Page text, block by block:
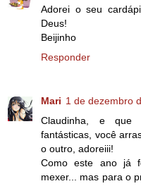
Adorei o seu
Deus!
Beijinho
Responder
Mari 1 de dezembro
Claudinha, e que
fantásticas, você
o outro, adoreiii!
Como este ano já
mexer... mas para o